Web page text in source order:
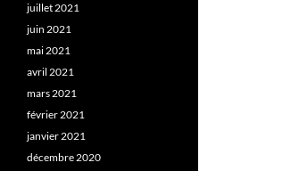
juillet 2021
juin 2021
mai 2021
avril 2021
mars 2021
février 2021
janvier 2021
décembre 2020